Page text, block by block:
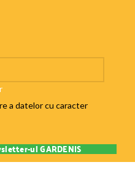
a datelor cu caracter